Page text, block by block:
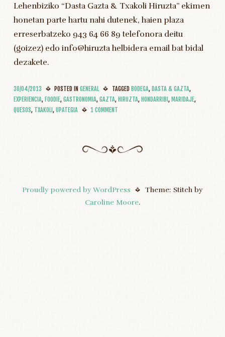
Lehenbiziko “Dasta Gazta & Txakoli Hiruzta” ekimen
honetan parte hartu nahi dutenek, haien plaza
erreserbatzeko 943 64 66 89 telefonora deitu
(goizez) edo info@hiruzta helbidera email bat bidal
dezakete.
30/04/2013 POSTED INGENERAL TAGGED BODEGA, DASTA & GAZTA,
EXPERIENCIA, FOODIE, GASTRONOMIA, GAZTA, HIRUZTA, HONDARRIBI , MARIDAJE,
QUESOS, TXAKOLI, UPATEGIA 1 COMMENT
Proudly powered by WordPress
Theme: Stitch by
Caroline Moore.